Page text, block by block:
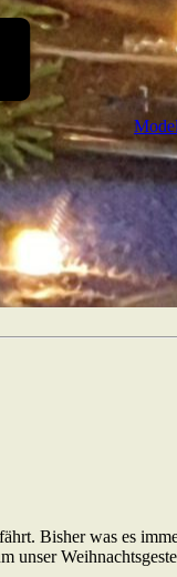
Bisher was es